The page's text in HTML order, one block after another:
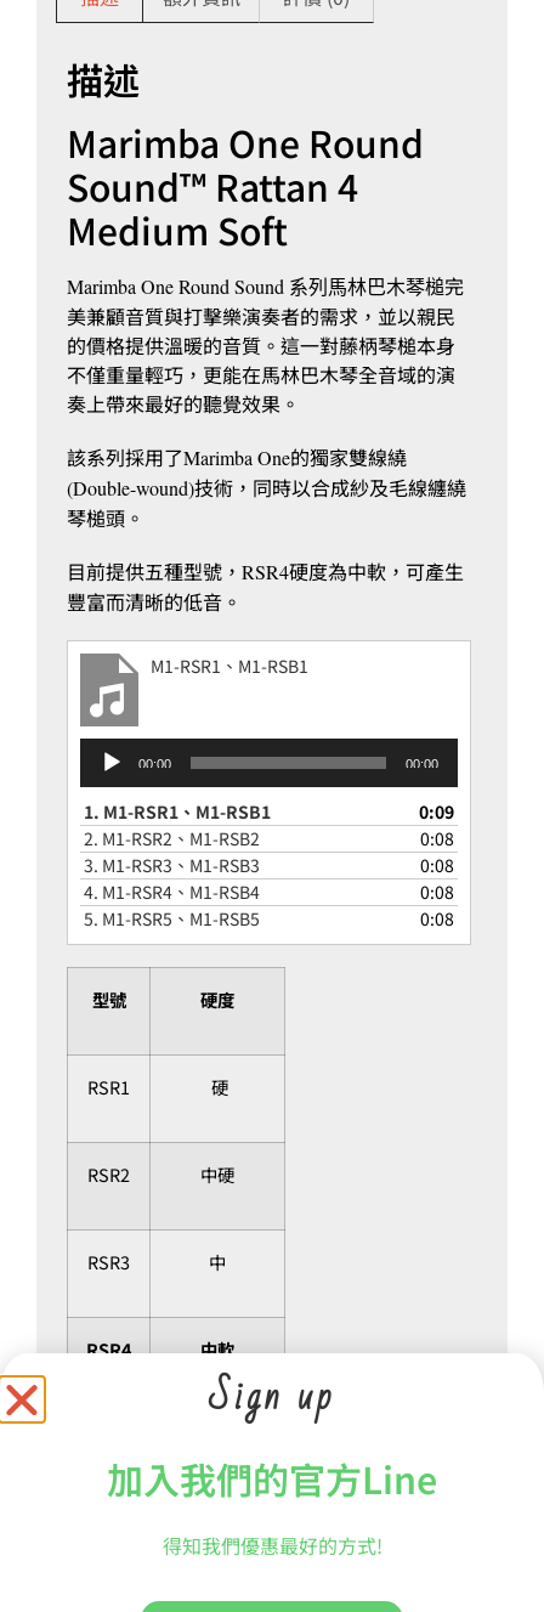
描述
Marimba One Round
Sound™ Rattan 4
Medium Soft
Marimba One Round Sound 系列馬林巴木琴槌完
美兼顧音質與打擊樂演奏者的需求，並以親民
的價格提供溫暖的音質。這一對藤柄琴槌本身
不僅重量輕巧，更能在馬林巴木琴全音域的演
奏上帶來最好的聽覺效果。
該系列採用了Marimba One的獨家雙線繞
(Double-wound)技術，同時以合成紗及毛線纏繞
琴槌頭。
目前提供五種型號， RSR4硬度為中軟，可產生
豐富而清晰的低音。
M1-RSR1、M1-RSB1
播
放
器
00:00 00:00
1. M1-RSR1、M1-RSB1
0:09
2. M1-RSR2、M1-RSB2
0:08
3. M1-RSR3、M1-RSB3
0:08
4. M1-RSR4、M1-RSB4
0:08
5. M1-RSR5、M1-RSB5 0:08
型號 硬度
RSR1 硬
RSR2 中硬
RSR3 中
RSR4 中軟
Sign up
加入我們的官方Line
得知我們優惠最好的方式!